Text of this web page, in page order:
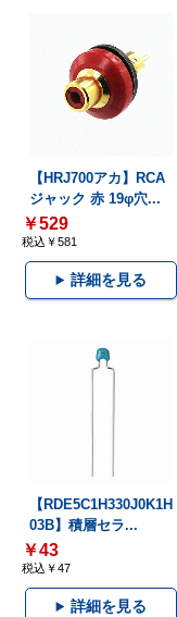
【HRJ700アカ】RCA
ジャック 赤 19φ穴...
￥529
税込￥581
詳細を見る
【RDE5C1H330J0K1H
03B】積層セラ...
￥43
税込￥47
詳細を見る